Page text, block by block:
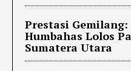
Prestasi Gemilang:
Humbahas Lolos
Sumatera Utara